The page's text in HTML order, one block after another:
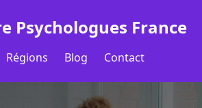
Psychologues France
Régions Blog Contact